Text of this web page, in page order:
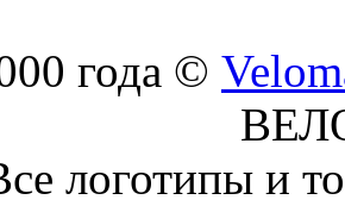
года ©
логотипы и